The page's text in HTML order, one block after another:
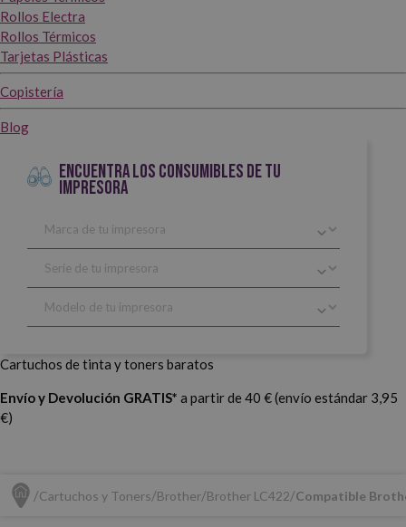
Rollos Electra
Rollos Térmicos
Tarjetas Plásticas
Copistería
Blog
ENCUENTRA LOS CONSUMIBLES DE TU
IMPRESORA
Cartuchos de tinta y toners baratos
Envío y Devolución GRATIS* a partir de 40 € (envío estándar 3,95
€)
Cartuchos y Toners Brother Brother LC422 Compatible